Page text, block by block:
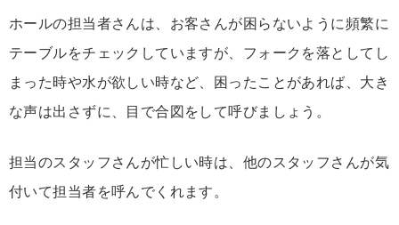
ホールの担当者さんは、お客さんが困らないように頻繁に
テーブルをチェックしていますが、フォークを落としてし
まった時や水が欲しい時など、困ったことがあれば、大き
な声は出さずに、目で合図をして呼びましょう。
担当のスタッフさんが忙しい時は、他のスタッフさんが気
付いて担当者を呼んでくれます。